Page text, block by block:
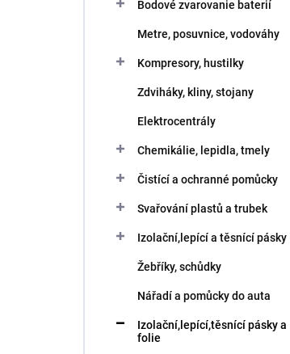
Bodové zvarovanie baterií
Metre, posuvnice, vodováhy
Kompresory, hustilky
Zdviháky, kliny, stojany
Elektrocentrály
Chemikálie, lepidla, tmely
Čistící a ochranné pomůcky
Svařování plastů a trubek
Izolační,lepící a těsnící pásky
Žebříky, schůdky
Nářadí a pomůcky do auta
Izolační,lepící,těsnící pásky a
folie